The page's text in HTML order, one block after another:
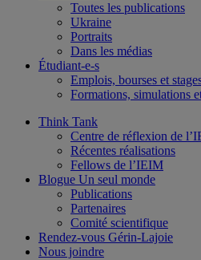
Toutes les publications
Ukraine
Portraits
Dans les médias
Étudiant-e-s
Emplois, bourses et
Formations, simulations
Think Tank
Centre de réflexion de
Récentes réalisations
Fellows de l’IEIM
Blogue Un seul monde
Publications
Partenaires
Comité scientifique
Rendez-vous Gérin-Lajoie
Nous joindre